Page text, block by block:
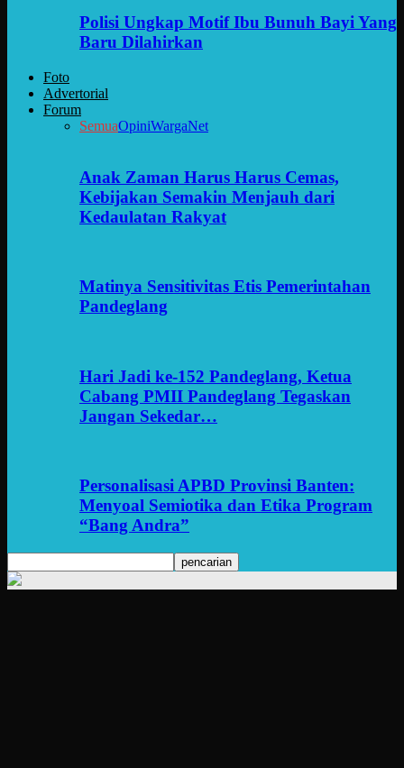
Polisi Ungkap Motif Ibu Bunuh Bayi Yang
Baru Dilahirkan
Foto
Advertorial
Forum
SemuaOpiniWargaNet
Anak Zaman Harus Harus Cemas,
Kebijakan Semakin Menjauh dari
Kedaulatan Rakyat
Matinya Sensitivitas Etis Pemerintahan
Pandeglang
Hari Jadi ke-152 Pandeglang, Ketua
Cabang PMII Pandeglang Tegaskan
Jangan Sekedar…
Personalisasi APBD Provinsi Banten:
Menyoal Semiotika dan Etika Program
“Bang Andra”